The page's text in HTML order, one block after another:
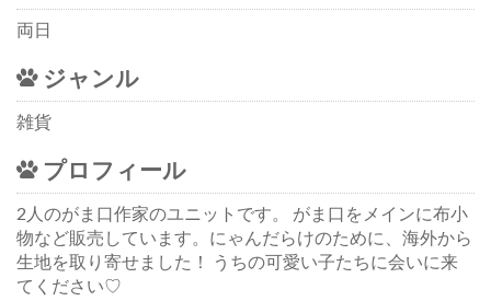
両日
ジャンル
雑貨
プロフィール
2人のがま口作家のユニットです。 がま口をメインに布小
物など販売しています。にゃんだらけのために、海外から
生地を取り寄せました！ うちの可愛い子たちに会いに来
てください♡